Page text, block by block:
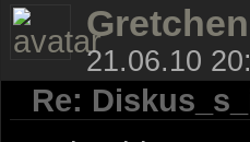
Gretchen
21.06.10
Re: